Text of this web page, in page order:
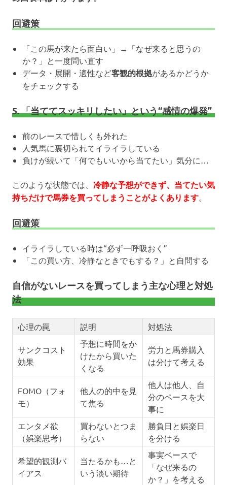
回避策
「この馬が来たら面白い」→「なぜ来ると思うの
か？」と一度問い直す
データ・展開・適性など客観的根拠があるかどうか
をチェックする
5. 「当ててスッキリしたい」という“感情の爆発”
前のレースで惜しくも外れた
人気馬に裏切られてイライラしている
負けが続いて「何でもいいから当てたい」気分に…
このような状態では、 冷静な予想ができず、当てたい気
持ちだけで馬券を買ってしまうことがよくあります。
回避策
イライラしている時は“必ず一呼吸おく”
「この買い方、冷静なときでもする？」と自問する
自信がないレースを買ってしまう主な心理と対処
法
心理の罠 説明 対処法
サンクコスト
効果
予想に時間をか
けたから買いた
くなる
労力と馬券購入
は分けて考える
FOMO（フォ
モ）
他人の的中を見
て焦る
他人は他人、自
分のペースを大
事に
エンタメ欲
（娯楽思考）
買わないとつま
らない
勝負日と娯楽日
を分ける
希望的観測バ
イアス
当たるかも…と
いう淡い期待
事実ベースで
「なぜ来るの
か？」を考える